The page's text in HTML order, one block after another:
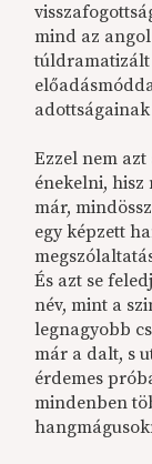
mind az
túldramatizált
Ezzel nem
énekelni,
már,
egy képzett
És azt se
név, mint a
legnagyobb
már a dalt, s
érdemes
mindenben